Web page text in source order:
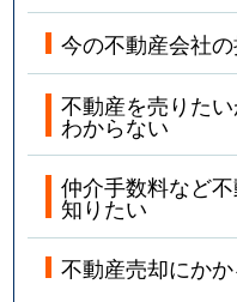
今の不動産会社
不動産を売りた
わからない
仲介手数料など
知りたい
不動産売却にか